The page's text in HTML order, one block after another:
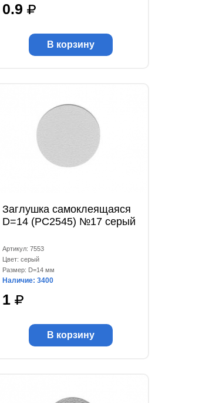
0.9
В корзину
Заглушка самоклеящаяся
D=14 (РС2545) №17 серый
Артикул: 7553
Цвет: серый
Размер: D=14 мм
Наличие: 3400
1
В корзину